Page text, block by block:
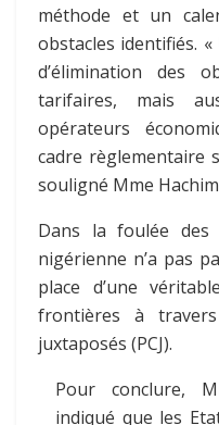
méthode et un
obstacles identifiés.
d’élimination des
tarifaires, mais
opérateurs
cadre règlementaire
souligné Mme
Dans la foulée des
nigérienne n’a pas
place d’une
frontières à
juxtaposés (PCJ).
Pour conclure,
indiqué que les